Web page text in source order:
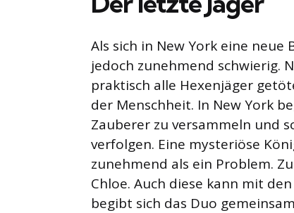
Als sich in New York eine
jedoch zunehmend schwierig.
praktisch alle Hexenjäger
der Menschheit. In New York
Zauberer zu versammeln und
verfolgen. Eine mysteriöse
zunehmend als ein Problem.
Chloe. Auch diese kann mit
begibt sich das Duo